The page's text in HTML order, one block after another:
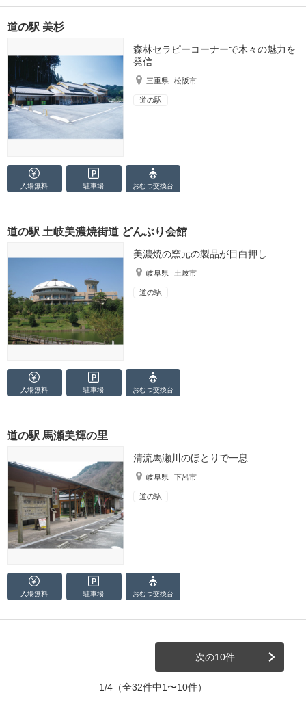
道の駅 美杉
森林セラピーコーナーで木々の魅力を
発信
三重県 松阪市
道の駅
入場無料 駐車場 おむつ交換台
道の駅 土岐美濃焼街道 どんぶり会館
美濃焼の窯元の製品が目白押し
岐阜県 土岐市
道の駅
入場無料 駐車場 おむつ交換台
道の駅 馬瀬美輝の里
清流馬瀬川のほとりで一息
岐阜県 下呂市
道の駅
入場無料 駐車場 おむつ交換台
次の10件
1/4 （全32件中1〜10件）